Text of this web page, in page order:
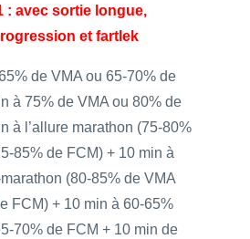
: avec sortie longue,
et fartlek
de VMA ou 65-70% de
à 75% de VMA ou 80% de
à l’allure marathon (75-80%
85% de FCM) + 10 min à
marathon (80-85% de VMA
FCM) + 10 min à 60-65%
70% de FCM + 10 min de